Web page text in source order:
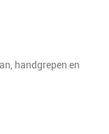
handgrepen en